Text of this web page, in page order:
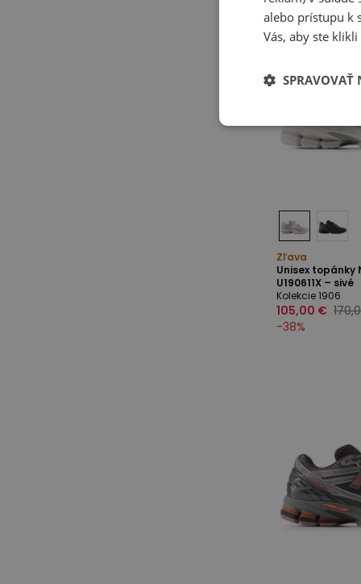
Zľava
Unisex topánky
U190611X – sivé
Kolekcie 1906
105,00 €
-38%
alebo prístupu k
Vás, aby ste
SPRAVOVAŤ